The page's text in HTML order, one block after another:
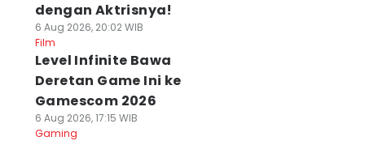
dengan Aktrisnya!
6 Aug 2026, 20:02 WIB
Film
Level Infinite Bawa
Deretan Game Ini ke
Gamescom 2026
6 Aug 2026, 17:15 WIB
Gaming